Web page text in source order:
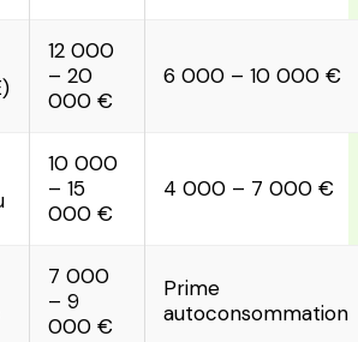
12 000
– 20
000 €
6 000 – 10 000 €
10 000
– 15
000 €
4 000 – 7 000 €
7 000
– 9
000 €
Prime
autoconsommation